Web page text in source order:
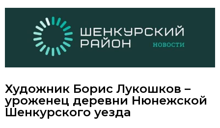
Художник Борис Лукошков –
уроженец деревни Нюнежской
Шенкурского уезда